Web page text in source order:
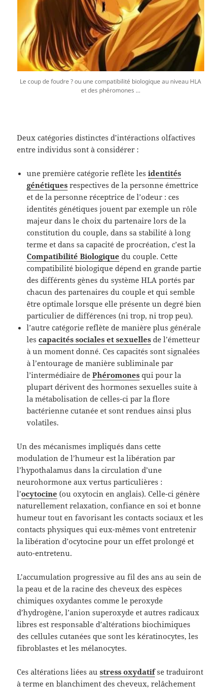
Le coup de foudre ? ou une compatibilité biologique au niveau HLA
et des phéromones …
Deux catégories distinctes d’intéractions olfactives
entre individus sont à considérer :
une première catégorie reflète lesidentités
génétiques respectives de la personne émettrice
et de la personne réceptrice de l’odeur : ces
identités génétiques jouent par exemple un rôle
majeur dans le choix du partenaire lors de la
constitution du couple, dans sa stabilité à long
terme et dans sa capacité de procréation, c’est la
Compatibilité Biologique du couple. Cette
compatibilité biologique dépend en grande partie
des différents gènes du système HLA portés par
chacun des partenaires du couple et qui semble
être optimale lorsque elle présente un degré bien
particulier de différences (ni trop, ni trop peu).
l’autre catégorie reflète de manière plus générale
lescapacités sociales et sexuelles de l’émetteur
à un moment donné. Ces capacités sont signalées
à l’entourage de manière subliminale par
l’intermédiaire dePhéromones qui pour la
plupart dérivent des hormones sexuelles suite à
la métabolisation de celles-ci par la flore
bactérienne cutanée et sont rendues ainsi plus
volatiles.
Un des mécanismes impliqués dans cette
modulation de l’humeur est la libération par
l’hypothalamus dans la circulation d’une
neurohormone aux vertus particulières :
l’ocytocine (ou oxytocin en anglais). Celle-ci génère
naturellement relaxation, confiance en soi et bonne
humeur tout en favorisant les contacts sociaux et les
contacts physiques qui eux-mêmes vont entretenir
la libération d’ocytocine pour un effet prolongé et
auto-entretenu.
L’accumulation progressive au fil des ans au sein de
la peau et de la racine des cheveux des espèces
chimiques oxydantes comme le peroxyde
d’hydrogène, l’anion superoxyde et autres radicaux
libres est responsable d’altérations biochimiques
des cellules cutanées que sont les kératinocytes, les
fibroblastes et les mélanocytes.
Ces altérations liées austress oxydatifse traduiront
à terme en blanchiment des cheveux, relâchement